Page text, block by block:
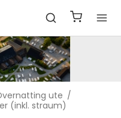
ute /
(inkl. straum)